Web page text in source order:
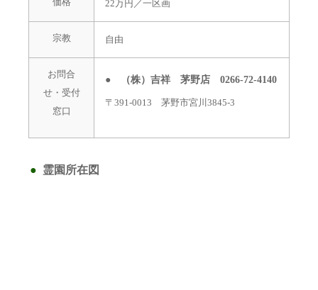
22万円／一区画
宗教 自由
お問合
せ・受付
窓口
● （株）吉祥 茅野店 0266-72-4140
〒391-0013 茅野市宮川3845-3
霊園所在図